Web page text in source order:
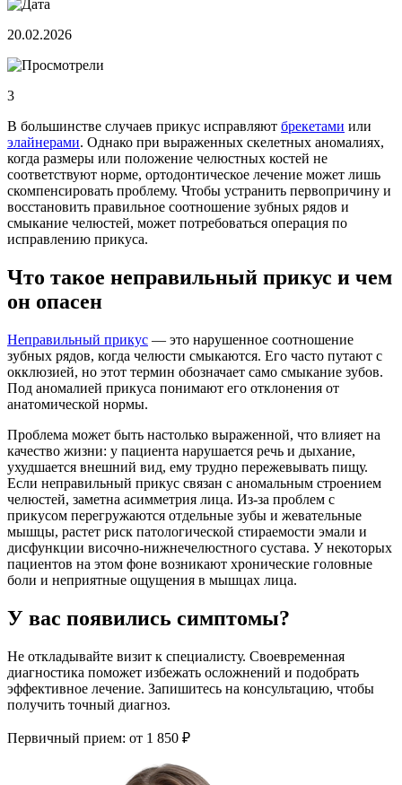
20.02.2026
3
В большинстве случаев прикус исправляют брекетами или
элайнерами. Однако при выраженных скелетных аномалиях,
когда размеры или положение челюстных костей не
соответствуют норме, ортодонтическое лечение может лишь
скомпенсировать проблему. Чтобы устранить первопричину и
восстановить правильное соотношение зубных рядов и
смыкание челюстей, может потребоваться операция по
исправлению прикуса.
Что такое неправильный прикус и чем
он опасен
Неправильный прикус — это нарушенное соотношение
зубных рядов, когда челюсти смыкаются. Его часто путают с
окклюзией, но этот термин обозначает само смыкание зубов.
Под аномалией прикуса понимают его отклонения от
анатомической нормы.
Проблема может быть настолько выраженной, что влияет на
качество жизни: у пациента нарушается речь и дыхание,
ухудшается внешний вид, ему трудно пережевывать пищу.
Если неправильный прикус связан с аномальным строением
челюстей, заметна асимметрия лица. Из-за проблем с
прикусом перегружаются отдельные зубы и жевательные
мышцы, растет риск патологической стираемости эмали и
дисфункции височно-нижнечелюстного сустава. У некоторых
пациентов на этом фоне возникают хронические головные
боли и неприятные ощущения в мышцах лица.
У вас появились симптомы?
Не откладывайте визит к специалисту. Своевременная
диагностика поможет избежать осложнений и подобрать
эффективное лечение. Запишитесь на консультацию, чтобы
получить точный диагноз.
Первичный прием: от 1 850 ₽